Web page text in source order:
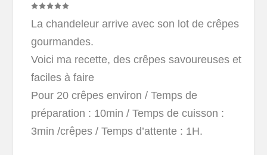
La chandeleur arrive avec son lot de crêpes
gourmandes.
Voici ma recette, des crêpes savoureuses et
faciles à faire
Pour 20 crêpes environ/ Temps de
préparation : 10min / Temps de cuisson :
3min /crêpes / Temps d’attente : 1H.